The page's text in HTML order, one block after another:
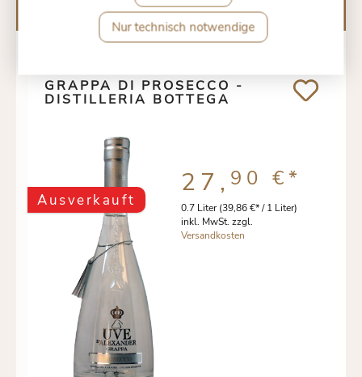
Kunden kauften auch
GRAPPA DI PROSECCO -
DISTILLERIA BOTTEGA
Ausverkauft 0.7 Liter(39,86 €* / 1 Liter)
inkl. MwSt. zzgl.
Versandkosten
27, 90 €*
Nur technisch notwendige